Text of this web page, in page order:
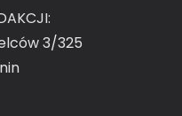
3/325